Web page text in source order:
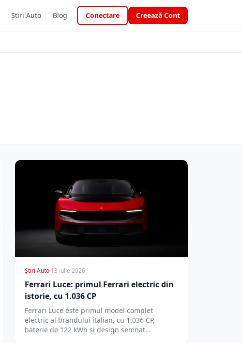
Știri Auto Blog Conectare Creează Cont
Știri Auto·13 iulie 2026
Ferrari Luce: primul Ferrari electric din
istorie, cu 1.036 CP
Ferrari Luce este primul model complet
electric al brandului italian, cu 1.036 CP,
baterie de 122 kWh și design semnat…